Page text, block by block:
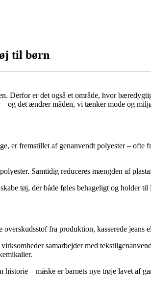
til børn
er det også et område, hvor
og det ændrer måden, vi tænker mode og
fremstillet af genanvendt polyester – ofte
Samtidig reduceres mængden af
tøj, der både føles behageligt og holder til
fra produktion, kasserede jeans
samarbejder med
– måske er barnets nye trøje lavet af